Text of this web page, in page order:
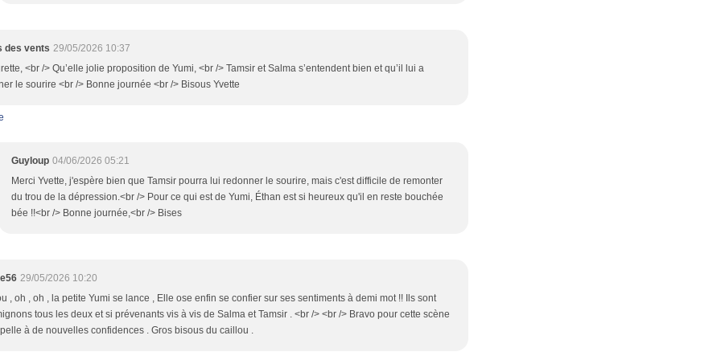
des vents 29/05/2026 10:37
<br /> Qu’elle jolie proposition de Yumi, <br /> Tamsir et Salma s’entendent bien et qu’il lui a
le sourire <br /> Bonne journée <br /> Bisous Yvette
Guyloup 04/06/2026 05:21
Merci Yvette, j'espère bien que Tamsir pourra lui redonner le sourire, mais c'est difficile de remonter
du trou de la dépression.<br /> Pour ce qui est de Yumi, Éthan est si heureux qu'il en reste bouchée
bée !!<br /> Bonne journée,<br /> Bises
29/05/2026 10:20
, oh , oh , la petite Yumi se lance , Elle ose enfin se confier sur ses sentiments à demi mot !! Ils sont
tous les deux et si prévenants vis à vis de Salma et Tamsir . <br /> <br /> Bravo pour cette scène
à de nouvelles confidences . Gros bisous du caillou .